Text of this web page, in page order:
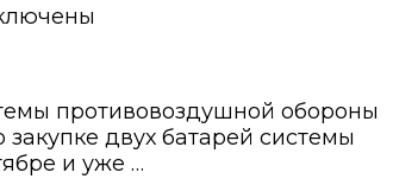
противовоздушной обороны
двух батарей системы
и уже …